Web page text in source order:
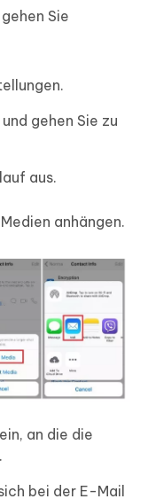
Sie
gehen Sie zu
aus.
anhängen.
an die die
bei der E-Mail